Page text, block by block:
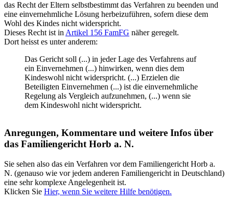
das Recht der Eltern selbstbestimmt das Verfahren zu beenden und
eine einvernehmliche Lösung herbeizuführen, sofern diese dem
Wohl des Kindes nicht widerspricht.
Dieses Recht ist in Artikel 156 FamFG näher geregelt.
Dort heisst es unter anderem:
Das Gericht soll (...) in jeder Lage des Verfahrens auf
ein Einvernehmen (...) hinwirken, wenn dies dem
Kindeswohl nicht widerspricht. (...) Erzielen die
Beteiligten Einvernehmen (...) ist die einvernehmliche
Regelung als Vergleich aufzunehmen, (...) wenn sie
dem Kindeswohl nicht widerspricht.
Anregungen, Kommentare und weitere Infos über
das Familiengericht Horb a. N.
Sie sehen also das ein Verfahren vor dem Familiengericht Horb a.
N. (genauso wie vor jedem anderen Familiengericht in Deutschland)
eine sehr komplexe Angelegenheit ist.
Klicken Sie Hier, wenn Sie weitere Hilfe benötigen.